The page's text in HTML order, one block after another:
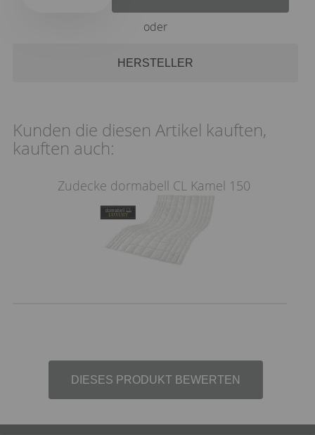
oder
HERSTELLER
Kunden die diesen Artikel kauften,
kauften auch:
Zudecke dormabell CL Kamel 150
DIESES PRODUKT BEWERTEN